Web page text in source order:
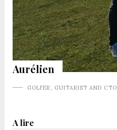
Aurélien
GOLFER, GUITARIST AND CTO
A lire